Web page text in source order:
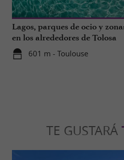
Lagos, parques de ocio y
en los alrededores de Tolosa
601 m - Toulouse
TE GUSTARÁ